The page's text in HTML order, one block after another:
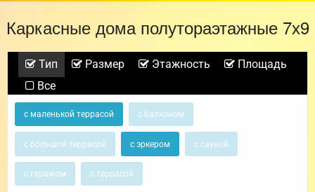
Каркасные дома полутораэтажные 7х9
Тип Размер Этажность
Площадь
Все
с маленькой террасой с балконом
с большой террасой с эркером с сауной
с гаражом с террасой